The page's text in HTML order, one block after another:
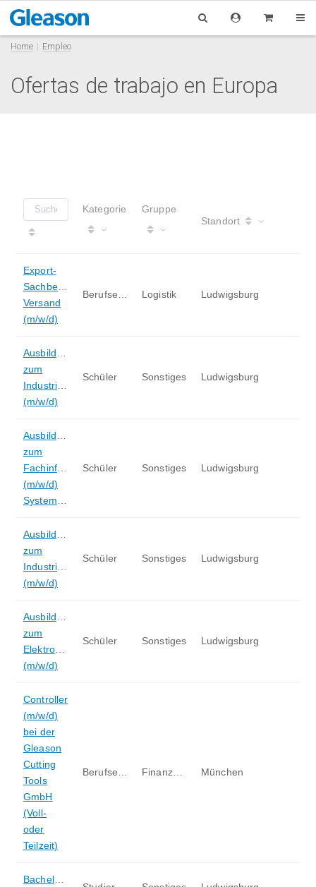
Home Empleo
Ofertas de trabajo en Europa